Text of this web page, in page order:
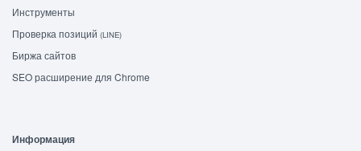
Инструменты
Проверка позиций (LINE)
Биржа сайтов
SEO расширение для Chrome
Информация